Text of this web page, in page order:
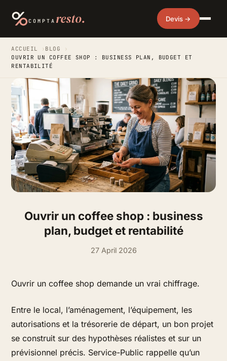
COMPTA resto. Devis →
ACCUEIL › BLOG
›
OUVRIR UN COFFEE SHOP : BUSINESS PLAN, BUDGET ET
RENTABILITÉ
Ouvrir un coffee shop : business
plan, budget et rentabilité
27 April 2026
Ouvrir un coffee shop demande un vrai chiffrage.
Entre le local, l’aménagement, l’équipement, les
autorisations et la trésorerie de départ, un bon projet
se construit sur des hypothèses réalistes et sur un
prévisionnel précis. Service-Public rappelle qu’un